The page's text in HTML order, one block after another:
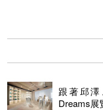
跟著邱澤
Dreams展